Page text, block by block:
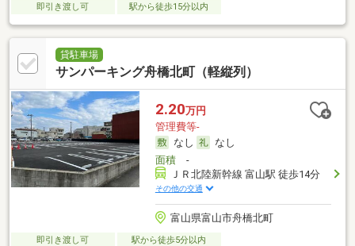
即引き渡し可 駅から徒歩15分以内
貸駐車場
サンパーキング舟橋北町（軽縦列）
2.20万円
管理費等-
なし
なし
面積-
ＪＲ北陸新幹線 富山駅 徒歩14分
その他の交通
富山県富山市舟橋北町
即引き渡し可 駅から徒歩5分以内